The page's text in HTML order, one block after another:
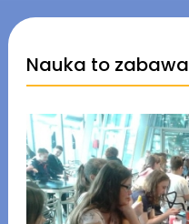
Nauka to zabawa